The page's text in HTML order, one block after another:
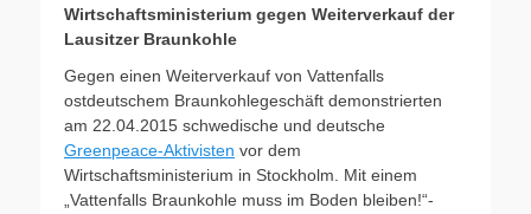
Wirtschaftsministerium gegen Weiterverkauf der
Lausitzer Braunkohle
Gegen einen Weiterverkauf von Vattenfalls
ostdeutschem Braunkohlegeschäft demonstrierten
am 22.04.2015 schwedische und deutsche
Greenpeace-Aktivisten vor dem
Wirtschaftsministerium in Stockholm. Mit einem
„Vattenfalls Braunkohle muss im Boden bleiben!“-